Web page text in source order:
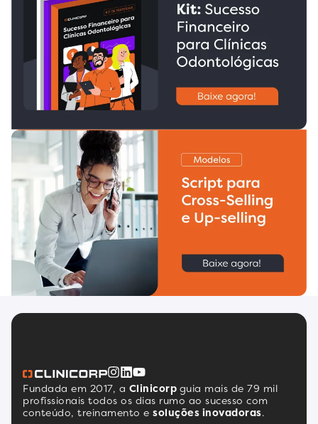
Fundada em 2017, a Clinicorp guia mais de 79 mil
profissionais todos os dias rumo ao sucesso com
conteúdo, treinamento e soluções inovadoras.